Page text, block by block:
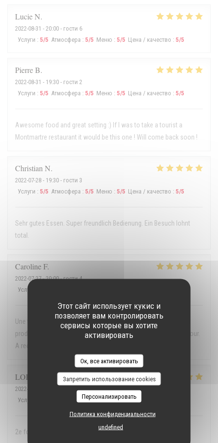
Этот сайт использует кукис и
позволяет вам контролировать
сервисы которые вы хотите
активировать
Ок, все активировать
Запретить использование cookies
Персонализировать
Политика конфиденциальности
undefined
LucieN
2022-08-31 - 20:00 - гости 6
Услуги : 5/5 Атмосфера : 5/5 Меню : 5/5 Цена / качество : 5/5
PierreB
2022-08-31 - 19:30 - гости 2
Услуги : 5/5 Атмосфера : 5/5 Меню : 5/5 Цена / качество : 5/5
Awesome food and great setting :) If I was to take a tourist a
Montmartre restaurant it would be this one ! Will come back soon !
Christian N
2022-07-28 - 19:30 - гости 3
Услуги : 5/5 Атмосфера : 5/5 Меню : 5/5 Цена / качество : 5/5
Sehr gutes Essen. Super freundlich Bedienung. Ein Besuch lohnt
total.
CarolineF
2022-07-27- 20:00 - гости 4
Услуги
Une terrasse calme et ombragée, une carte courte avec des
produits de qualité, un serveur (le patron, je pense !) plein d'humour.
A recommander sans modération
LORCAN
2022-07-13
- 21:00 - гости 4
Услуги
Атмосфера : 5/5 Меню: 5/5 Цена / качество
2e fois, toujours aussi bon et parfait ! Merci la team Sapinho